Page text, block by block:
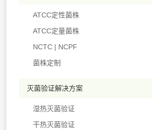
ATCC定性菌株
ATCC定量菌株
NCTC | NCPF
菌株定制
灭菌验证解决方案
湿热灭菌验证
干热灭菌验证